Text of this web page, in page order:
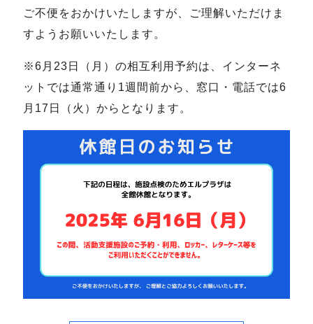
ご不便をおかけいたしますが、ご理解いただけま
すようお願いいたします。
※6月23日（月）の相互利用予約は、インターネ
ットでは通常通り1週間前から、窓口・電話では6
月17日（火）からとなります。